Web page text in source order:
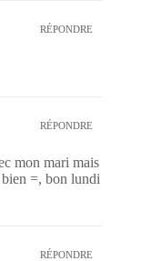
RÉPONDRE
RÉPONDRE
mon mari mais
bien =, bon lundi
RÉPONDRE